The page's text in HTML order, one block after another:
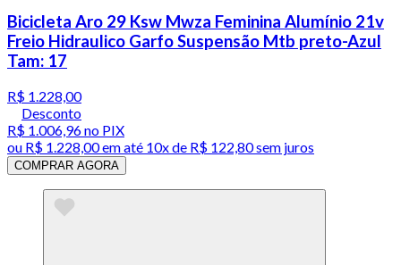
Bicicleta Aro 29 Ksw Mwza Feminina Alumínio 21v
Freio Hidraulico Garfo Suspensão Mtb preto-Azul
Tam: 17
R$ 1.228,00
Desconto
R$ 1.006,96no PIX
ou R$ 1.228,00em até 10x de R$ 122,80 sem juros
COMPRAR AGORA